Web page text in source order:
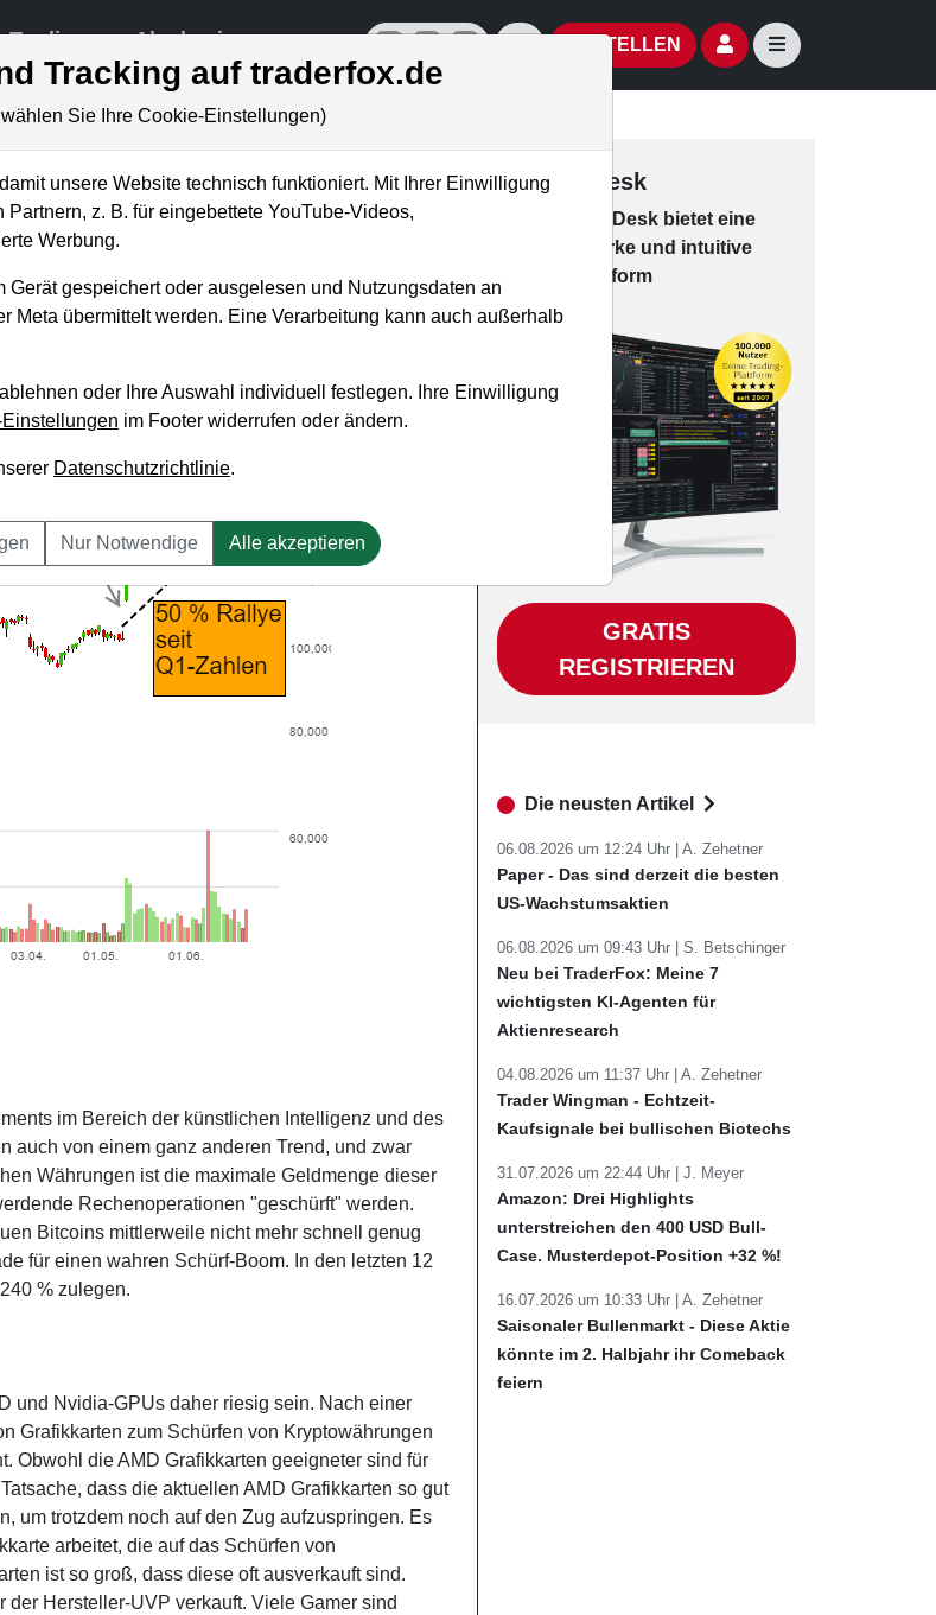
Trading Akademie offizielle Social Media-AccountsAktien- und Artikelsuche öffnen
BESTELLEN Seitennavigation
wie nie – Nvidia
im Bereich der künstlichen Intelligenz und des
auch von einem ganz anderen Trend, und zwar
Währungen ist die maximale Geldmenge dieser
Rechenoperationen "geschürft" werden.
Bitcoins mittlerweile nicht mehr schnell genug
für einen wahren Schürf-Boom. In den letzten 12
% zulegen.
und Nvidia-GPUs daher riesig sein. Nach einer
Grafikkarten zum Schürfen von Kryptowährungen
Obwohl die AMD Grafikkarten geeigneter sind für
dass die aktuellen AMD Grafikkarten so gut
um trotzdem noch auf den Zug aufzuspringen. Es
arbeitet, die auf das Schürfen von
ist so groß, dass diese oft ausverkauft sind.
Hersteller-UVP verkauft. Viele Gamer sind
Trading-Desk
Desk bie­tet eine
leis­tungs­star­ke und in­tui­tive
Han­dels­platt­form
GRATIS
REGISTRIEREN
Die neusten Artikel
06.08.2026 um 12:24 Uhr | A. Zehetner
Paper - Das sind derzeit die besten
US-Wachstumsaktien
06.08.2026 um 09:43 Uhr | S. Betschinger
Neu bei TraderFox: Meine 7
wichtigsten KI-Agenten für
Aktienresearch
04.08.2026 um 11:37 Uhr | A. Zehetner
Trader Wingman - Echtzeit-
Kaufsignale bei bullischen Biotechs
31.07.2026 um 22:44 Uhr | J. Meyer
Amazon: Drei Highlights
unterstreichen den 400 USD Bull-
Case. Musterdepot-Position +32 %!
16.07.2026 um 10:33 Uhr | A. Zehetner
Saisonaler Bullenmarkt - Diese Aktie
könnte im 2. Halbjahr ihr Comeback
feiern
Tracking auf traderfox.de
Sie Ihre Cookie-Einstellungen)
unsere Website technisch funktioniert. Mit Ihrer Einwilligung
z. B. für eingebettete YouTube-Videos,
Werbung.
Gerät gespeichert oder ausgelesen und Nutzungsdaten an
Meta übermittelt werden. Eine Verarbeitung kann auch außerhalb
oder Ihre Auswahl individuell festlegen. Ihre Einwilligung
im Footer widerrufen oder ändern.
Datenschutzrichtlinie.
Nur Notwendige Alle akzeptieren